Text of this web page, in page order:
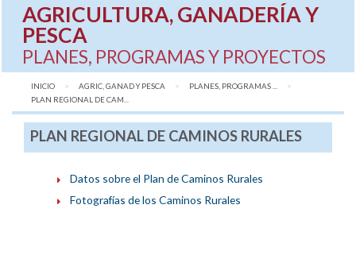
AGRICULTURA, GANADERÍA Y
PESCA
PLANES, PROGRAMAS Y PROYECTOS
INICIO AGRIC, GANAD Y PESCA
PLANES, PROGRAMAS ...
AQUÍ:
PLAN REGIONAL DE CAM...
PLAN REGIONAL DE CAMINOS RURALES
Datos sobre el Plan de Caminos Rurales
Fotografías de los Caminos Rurales